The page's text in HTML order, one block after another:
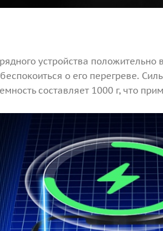
устройства
о его перегреве.
составляет 1000 г, что